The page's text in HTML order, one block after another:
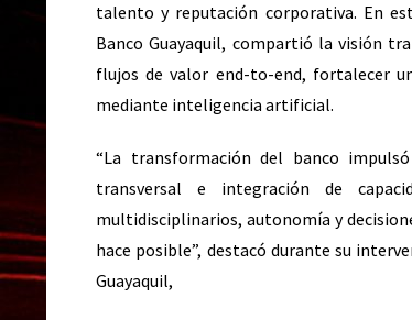
talento y reputación corporativa. En
Banco Guayaquil, compartió la visión
flujos de valor end-to-end, fortalecer
mediante inteligencia artificial.
“La transformación del banco
transversal e integración de
multidisciplinarios, autonomía y
hace posible”, destacó durante su
Guayaquil,